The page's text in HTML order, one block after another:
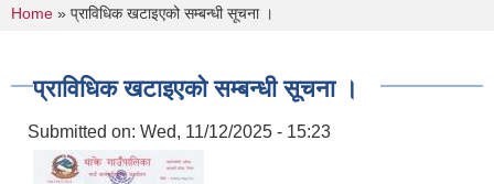
You are here
Home » प्राविधिक खटाइएको सम्बन्धी सूचना ।
प्राविधिक खटाइएको सम्बन्धी सूचना ।
Submitted on: Wed, 11/12/2025 - 15:23